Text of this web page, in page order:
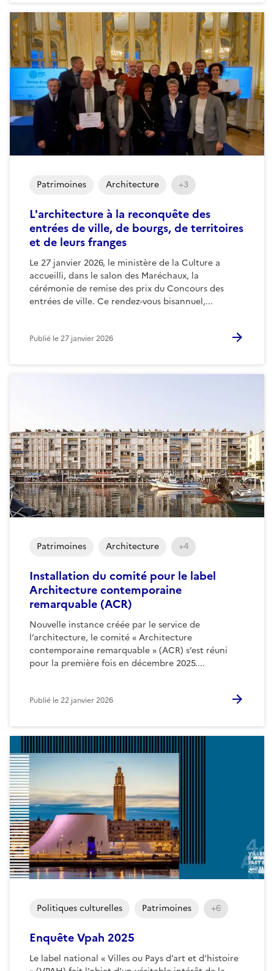
L'architecture à la reconquête des
entrées de ville, de bourgs, de territoires
et de leurs franges
Le 27 janvier 2026, le ministère de la Culture a
accueilli, dans le salon des Maréchaux, la
cérémonie de remise des prix du Concours des
entrées de ville. Ce rendez-vous bisannuel,...
Patrimoines Architecture +3
Publié le27 janvier 2026
Installation du comité pour le label
Architecture contemporaine
remarquable (ACR)
Nouvelle instance créée par le service de
l’architecture, le comité « Architecture
contemporaine remarquable » (ACR) s’est réuni
pour la première fois en décembre 2025....
Patrimoines Architecture +4
Publié le22 janvier 2026
Enquête Vpah 2025
Le label national « Villes ou Pays d’art et d’histoire
Politiques culturelles Patrimoines +6